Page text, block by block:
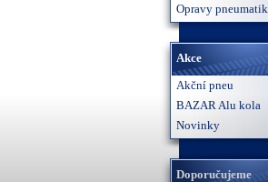
Opravy pneumatik
Akce
Akční pneu
BAZAR Alu kola
Novinky
Doporučujeme